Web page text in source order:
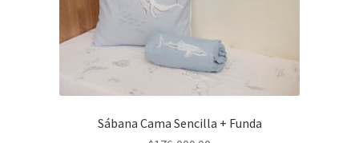
Sábana Cama Sencilla + Funda